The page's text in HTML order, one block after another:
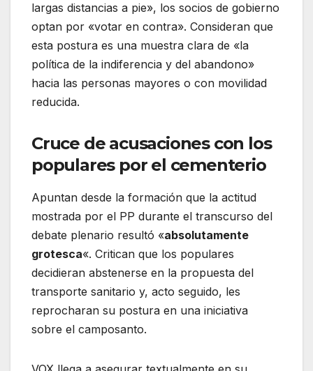
largas distancias a pie», los socios de gobierno
optan por «votar en contra». Consideran que
esta postura es una muestra clara de «la
política de la indiferencia y del abandono»
hacia las personas mayores o con movilidad
reducida.
Cruce de acusaciones con los
populares por el cementerio
Apuntan desde la formación que la actitud
mostrada por el PP durante el transcurso del
debate plenario resultó «absolutamente
grotesca«. Critican que los populares
decidieran abstenerse en la propuesta del
transporte sanitario y, acto seguido, les
reprocharan su postura en una iniciativa
sobre el camposanto.